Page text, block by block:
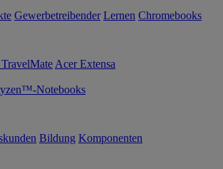
Gewerbetreibender Lernen Chromebooks
Acer Extensa
Notebooks
Bildung Komponenten